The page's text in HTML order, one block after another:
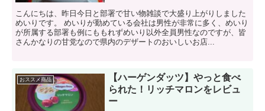
こんにちは、昨日今日と部署で甘い物雑談で大盛り上がりしました
めいりです。 めいりが勤めている会社は男性が非常に多く、めいり
が所属する部署も例にももれずめいり以外全員男性なのですが、皆
さんかなりの甘党なので県内のデザートのおいしいお店...
おススメ商品
【ハーゲンダッツ】やっと食べ
られた！リッチマロンをレビュ
ー